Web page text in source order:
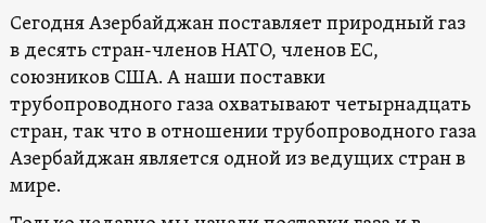
Сегодня Азербайджан поставляет природный газ
в десять стран-членов НАТО, членов ЕС,
союзников США. А наши поставки
трубопроводного газа охватывают четырнадцать
стран, так что в отношении трубопроводного газа
Азербайджан является одной из ведущих стран в
мире.